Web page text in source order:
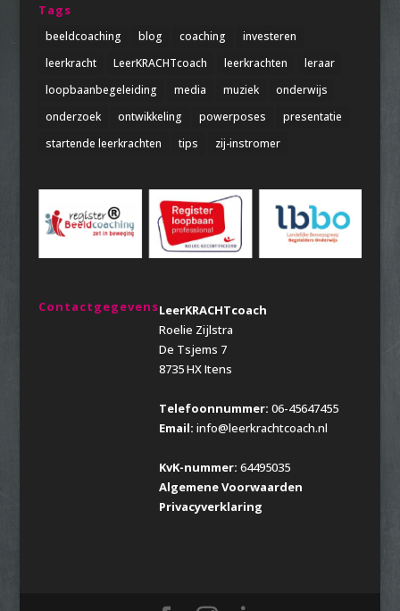
Tags
beeldcoaching blog coaching
investeren
leerkracht
LeerKRACHTcoach leerkrachten
leraar
loopbaanbegeleiding
media muziek
onderwijs
onderzoek
ontwikkeling powerposes
presentatie
startende leerkrachten
tips zij-instromer
ContactgegevensLeerKRACHTcoach
Roelie Zijlstra
De Tsjems 7
8735 HX Itens
Telefoonnummer: 06-45647455
Email: info@leerkrachtcoach.nl
KvK-nummer: 64495035
Algemene Voorwaarden
Privacyverklaring